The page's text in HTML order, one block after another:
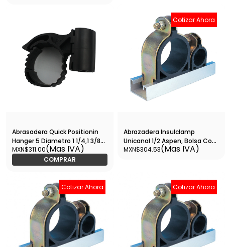
Abrasadera Quick Positionin
Hanger 5 Diametro 1 1/4,1 3/8
Bolsa 10 Piezas - B6536
MXN$311.00(Mas IVA)
COMPRAR
Cotizar Ahora
Abrazadera Insulclamp
Unicanal 1/2 Aspen, Bolsa Con
10 Pzas - B6267
MXN$304.53(Mas IVA)
Cotizar Ahora Cotizar Ahora